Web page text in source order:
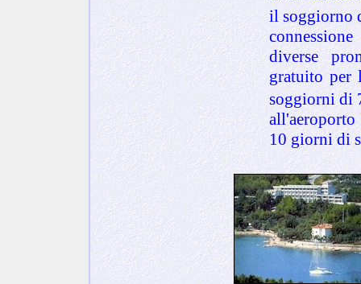
il soggiorno
diverse
gratuito per
soggiorni di
10 giorni di